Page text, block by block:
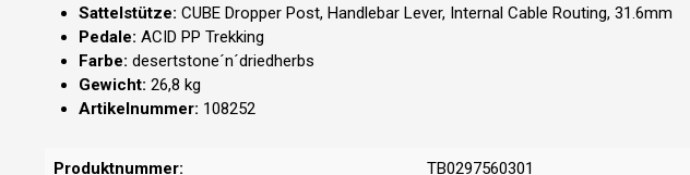
Sattelstütze: CUBE Dropper Post, Handlebar Lever, Internal Cable Routing, 31.6mm
Pedale: ACID PP Trekking
Farbe: desertstone´n´driedherbs
Gewicht: 26,8 kg
Artikelnummer: 108252
Produktnummer: TB0297560301